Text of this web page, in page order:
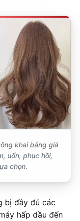
khai bảng giá
uốn, phục hồi,
chọn.
bị đầy đủ các
hấp dầu đến